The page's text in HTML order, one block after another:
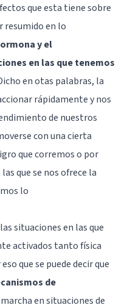
que esta tiene sobre
resumido en lo
y el
en las que tenemos
en otas palabras, la
rápidamente y nos
de nuestros
con una cierta
que corremos o por
que se nos ofrece la
lo
situaciones en las que
activados tanto física
que se puede decir que
de
en situaciones de